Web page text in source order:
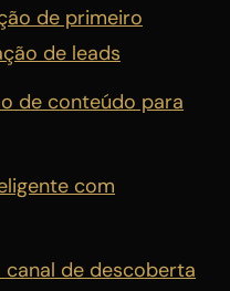
de primeiro
de leads
de conteúdo para
com
de descoberta